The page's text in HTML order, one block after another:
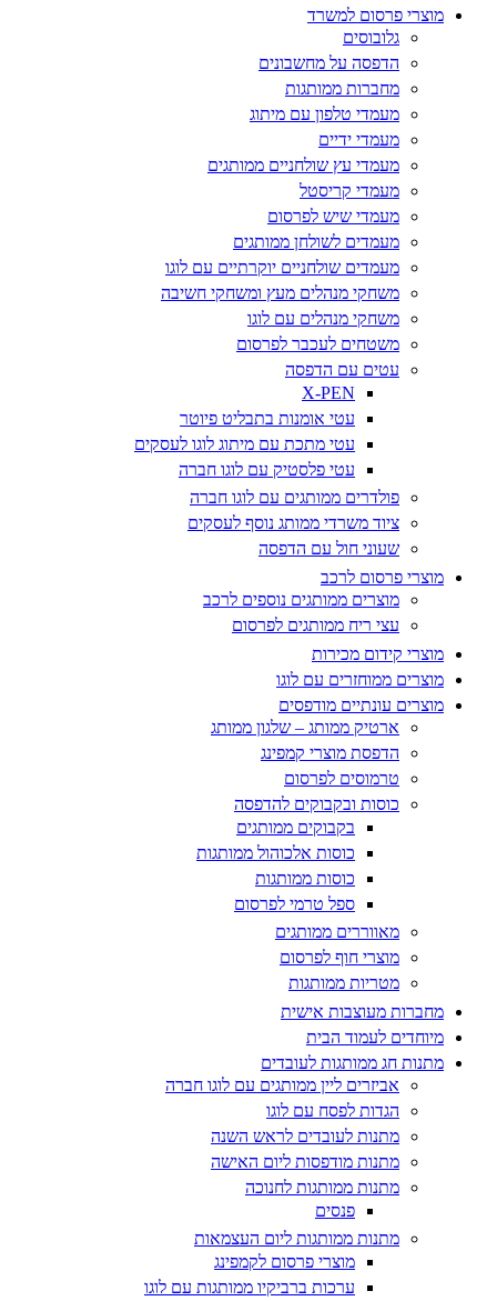
מוצרי פרסום למשרד
גלובוסים
הדפסה על מחשבונים
מחברות ממותגות
מעמדי טלפון עם מיתוג
מעמדי ידיים
מעמדי עץ שולחניים ממותגים
מעמדי קריסטל
מעמדי שיש לפרסום
מעמדים לשולחן ממותגים
מעמדים שולחניים יוקרתיים עם לוגו
משחקי מנהלים מעץ ומשחקי חשיבה
משחקי מנהלים עם לוגו
משטחים לעכבר לפרסום
עטים עם הדפסה
X-PEN
עטי אומנות בתבליט פיוטר
עטי מתכת עם מיתוג לוגו לעסקים
עטי פלסטיק עם לוגו חברה
פולדרים ממותגים עם לוגו חברה
ציוד משרדי ממותג נוסף לעסקים
שעוני חול עם הדפסה
מוצרי פרסום לרכב
מוצרים ממותגים נוספים לרכב
עצי ריח ממותגים לפרסום
מוצרי קידום מכירות
מוצרים ממוחזרים עם לוגו
מוצרים עונתיים מודפסים
ארטיק ממותג – שלגון ממותג
הדפסת מוצרי קמפינג
טרמוסים לפרסום
כוסות ובקבוקים להדפסה
בקבוקים ממותגים
כוסות אלכוהול ממותגות
כוסות ממותגות
ספל טרמי לפרסום
מאווררים ממותגים
מוצרי חוף לפרסום
מטריות ממותגות
מחברות מעוצבות אישית
מיוחדים לעמוד הבית
מתנות חג ממותגות לעובדים
אביזרים ליין ממותגים עם לוגו חברה
הגדות לפסח עם לוגו
מתנות לעובדים לראש השנה
מתנות מודפסות ליום האישה
מתנות ממותגות לחנוכה
פנסים
מתנות ממותגות ליום העצמאות
מוצרי פרסום לקמפינג
ערכות ברביקיו ממותגות עם לוגו